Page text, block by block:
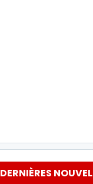
DERNIÈRES